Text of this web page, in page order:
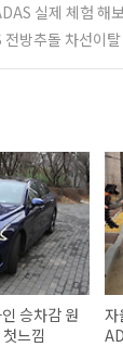
실제 체험 해
전방추돌 차선이
승차감 원
느낌
자